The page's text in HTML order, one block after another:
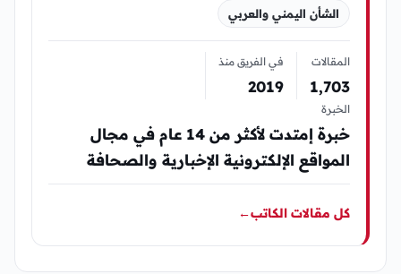
الشأن اليمني والعربي
المقالات
1٬703
في الفريق منذ
2019
الخبرة
خبرة إمتدت لأكثر من 14 عام في مجال
المواقع الإلكترونية الإخبارية والصحافة
كل مقالات الكاتب←